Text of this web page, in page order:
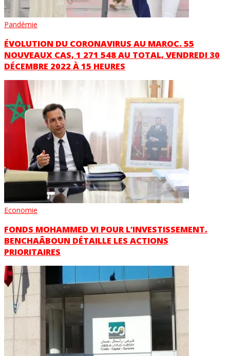
Pandémie
ÉVOLUTION DU CORONAVIRUS AU MAROC. 55
NOUVEAUX CAS, 1 271 548 AU TOTAL, VENDREDI 30
DÉCEMBRE 2022 À 15 HEURES
Economie
FONDS MOHAMMED VI POUR L’INVESTISSEMENT.
BENCHAÂBOUN DÉTAILLE LES ACTIONS
PRIORITAIRES